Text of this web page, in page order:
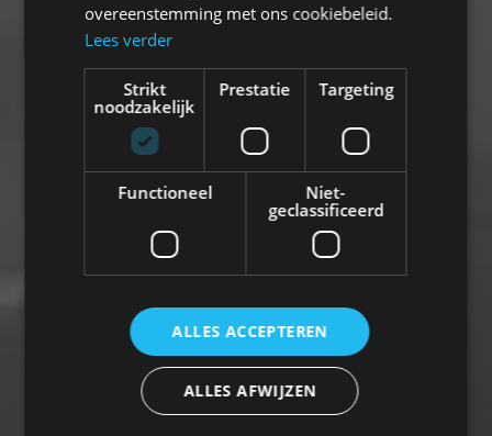
overeenstemming met ons cookiebeleid.
Lees verder
Strikt
noodzakelijk
Prestatie Targeting
Functioneel
Niet-
geclassificeerd
ALLES ACCEPTEREN
ALLES AFWIJZEN